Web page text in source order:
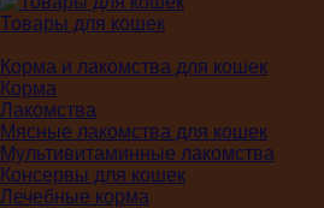
Товары для кошек
Корма и лакомства для кошек
Корма
Лакомства
Мясные лакомства для кошек
Мультивитаминные лакомства
Консервы для кошек
Лечебные корма